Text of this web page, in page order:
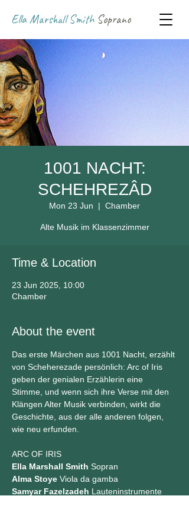
Ella Marshall Smith Soprano
1001 NACHT:
SCHEHREZÂD
Mon 23 Jun
  |
Chamber
Alte Musik im Klassenzimmer
Time & Location
23 Jun 2025, 10:00
Chamber
About the event
Das erste Märchen aus 1001 Nacht, erzählt
von Scheherezade persönlich: Arc of Iris
geben der genialen Erzählerin eine
Stimme, und wenn sich ihre Verse mit den
Klängen Alter Musik verbinden, wirkt die
Geschichte, aus der alle anderen folgen,
wie neu erfunden.
ARC OF IRIS
Ella Marshall Smith Sopran
Alma Stoye Viola da gamba
Samyar Fazelzadeh Lauteninstrumente